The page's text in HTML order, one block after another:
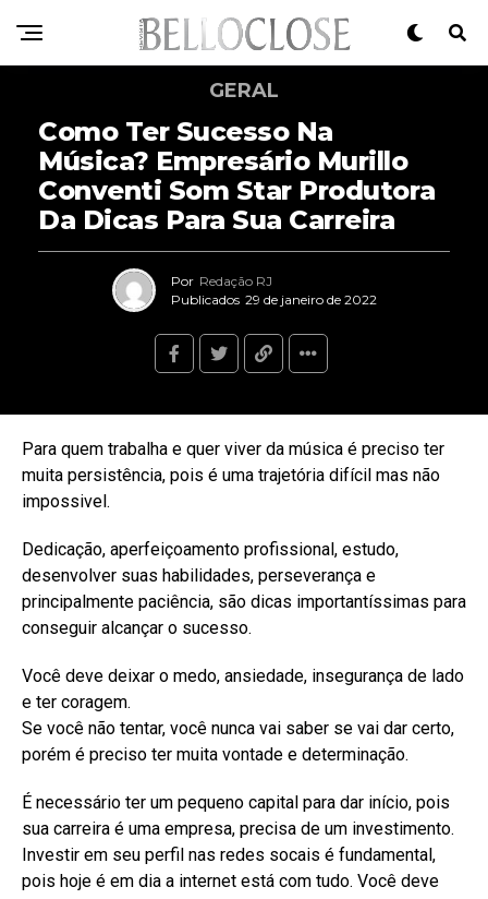
GERAL
Como Ter Sucesso Na
Música? Empresário Murillo
Conventi Som Star Produtora
Da Dicas Para Sua Carreira
Por Redação RJ
Publicados 29 de janeiro de 2022
Para quem trabalha e quer viver da música é preciso ter
muita persistência, pois é uma trajetória difícil mas não
impossivel.
Dedicação, aperfeiçoamento profissional, estudo,
desenvolver suas habilidades, perseverança e
principalmente paciência, são dicas importantíssimas para
conseguir alcançar o sucesso.
Você deve deixar o medo, ansiedade, insegurança de lado
e ter coragem.
Se você não tentar, você nunca vai saber se vai dar certo,
porém é preciso ter muita vontade e determinação.
É necessário ter um pequeno capital para dar início, pois
sua carreira é uma empresa, precisa de um investimento.
Investir em seu perfil nas redes socais é fundamental,
pois hoje é em dia a internet está com tudo. Você deve